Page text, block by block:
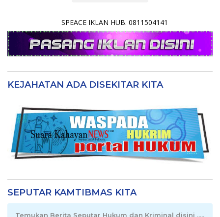
SPEACE IKLAN HUB. 0811504141
KEJAHATAN ADA DISEKITAR KITA
SEPUTAR KAMTIBMAS KITA
Temukan Berita Seputar Hukum dan Kriminal disini .....